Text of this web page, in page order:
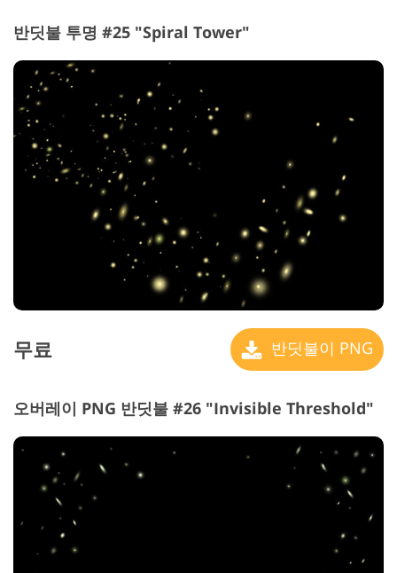
반딧불 투명 #25 "Spiral Tower"
무료 반딧불이 PNG
오버레이 PNG 반딧불 #26 "Invisible Threshold"